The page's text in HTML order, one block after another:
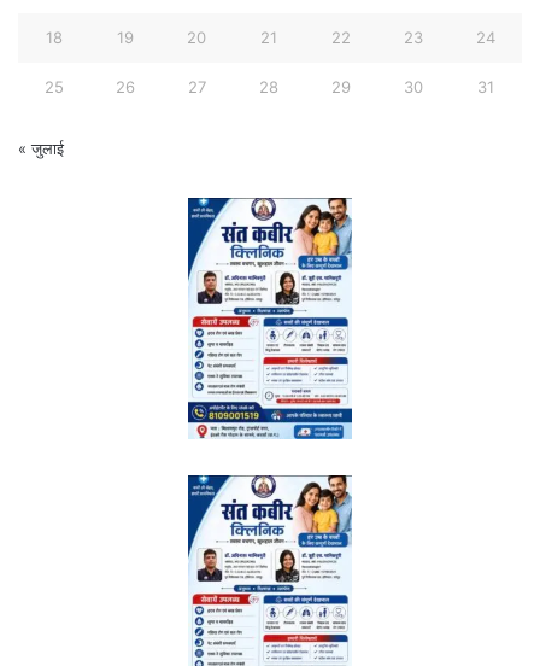
18 19 20 21 22 23 24
25 26 27 28 29 30 31
« जुलाई